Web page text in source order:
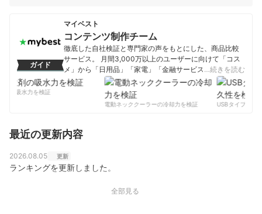
ガイド
マイベスト
コンテンツ制作チーム
徹底した自社検証と専門家の声をもとにした、商品比較
サービス。 月間3,000万以上のユーザーに向けて「コス
メ」から「日用品」「家電」「金融サービス」まで、ベ
ストな商品を選んでもらうために、毎日コンテンツを制
コンテンツ制作チームのプロフィール
…続きを読む
の吸水力を検証
電動ネッククーラーの冷却力を検証
USBタイプCケー
最近の更新内容
2026.08.05 更新
ランキングを更新しました。
全部見る